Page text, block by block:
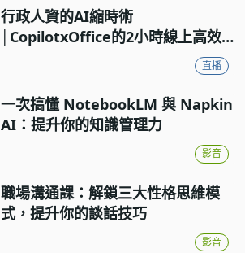
行政人資的AI縮時術
│CopilotxOffice的2小時線上高效
直播
一次搞懂 NotebookLM 與 Napkin
AI：提升你的知識管理力
影音
職場溝通課：解鎖三大性格思維模
式，提升你的談話技巧
影音